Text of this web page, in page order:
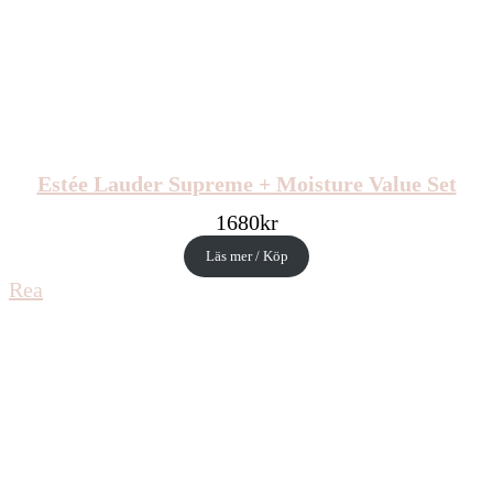
Estée Lauder Supreme + Moisture Value Set
1680kr
Läs mer / Köp
Rea